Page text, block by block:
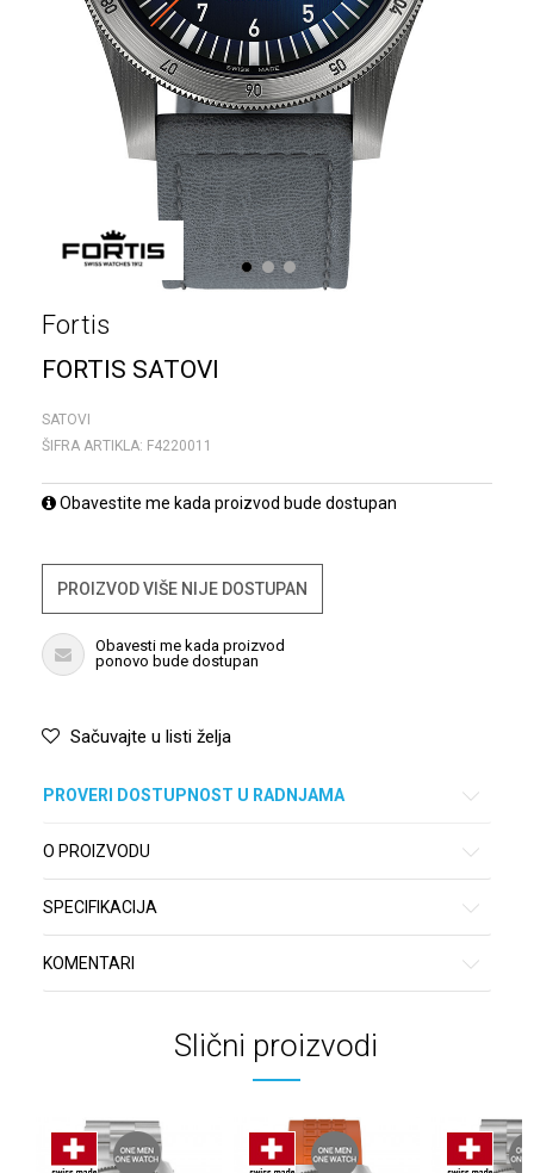
1 2 3
Fortis
FORTIS SATOVI
SATOVI
ŠIFRA ARTIKLA: F4220011
Obavestite me kada proizvod bude dostupan
PROIZVOD VIŠE NIJE DOSTUPAN
Obavesti me kada proizvod
ponovo bude dostupan
Sačuvajte u listi želja
PROVERI DOSTUPNOST U RADNJAMA
O PROIZVODU
SPECIFIKACIJA
KOMENTARI
Slični proizvodi